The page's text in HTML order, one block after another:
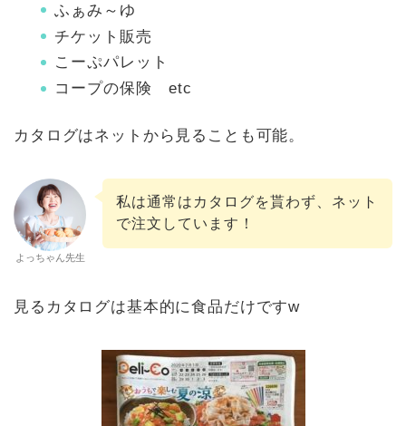
ふぁみ～ゆ
チケット販売
こーぷパレット
コープの保険 etc
カタログはネットから見ることも可能。
よっちゃん先生
私は通常はカタログを貰わず、ネット
で注文しています！
見るカタログは基本的に食品だけですw